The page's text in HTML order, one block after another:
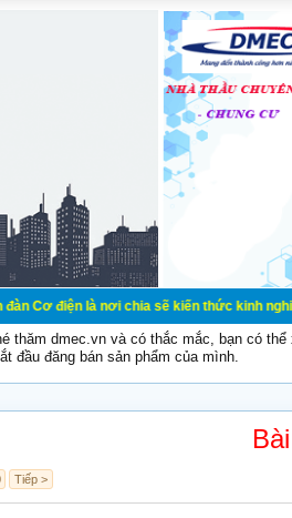
là nơi chia sẽ kiến thức kinh nghiệm
thăm dmec.vn và có thắc mắc, bạn có
đầu đăng bán sản phẩm của mình.
Tiếp >